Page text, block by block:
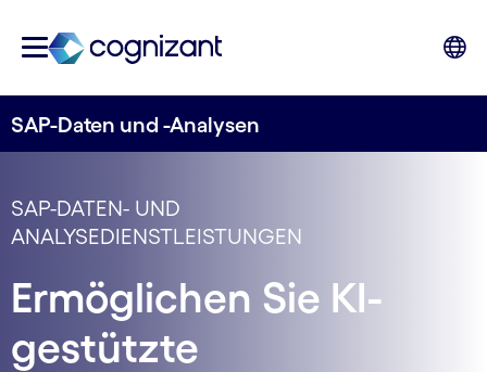
SAP-Daten und -Analysen
SAP-DATEN- UND
ANALYSEDIENSTLEISTUNGEN
Ermöglichen Sie KI-
gestützte